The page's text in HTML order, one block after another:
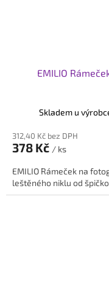
EMILIO
Skladem u
312,40 Kč bez DPH
378 Kč / ks
EMILIO Rámeček na
leštěného niklu od